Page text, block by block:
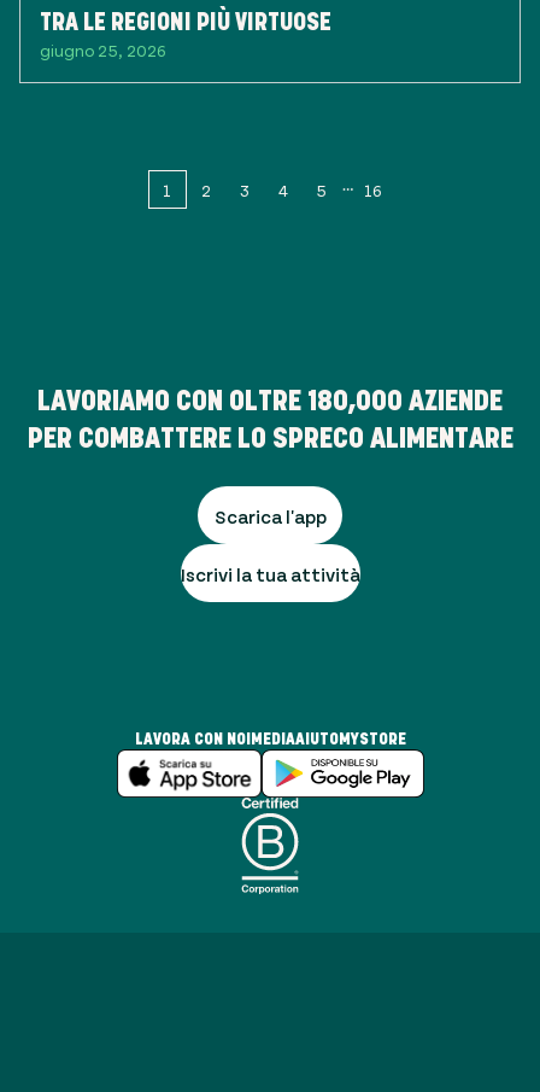
TRA LE REGIONI PIÙ VIRTUOSE
giugno 25, 2026
1 2 3 4 5 16
LAVORIAMO CON OLTRE 180,000 AZIENDE
PER COMBATTERE LO SPRECO ALIMENTARE
Scarica l'app
Iscrivi la tua attività
LAVORA CON NOI MEDIAAIUTOMYSTORE